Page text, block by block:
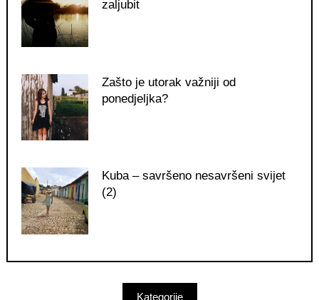
zaljubit
Zašto je utorak važniji od
ponedjeljka?
Kuba – savršeno nesavršeni svijet
(2)
Kategorije